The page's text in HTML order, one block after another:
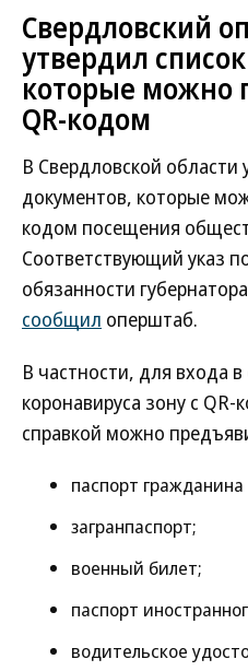
Свердловский
утвердил
которые можно
QR-кодом
В Свердловской области
документов, которые
кодом посещения
Соответствующий указ
обязанности
сообщил оперштаб.
В частности, для входа
коронавируса зону с
справкой можно
паспорт гражданина
загранпаспорт;
военный билет;
паспорт
водительское